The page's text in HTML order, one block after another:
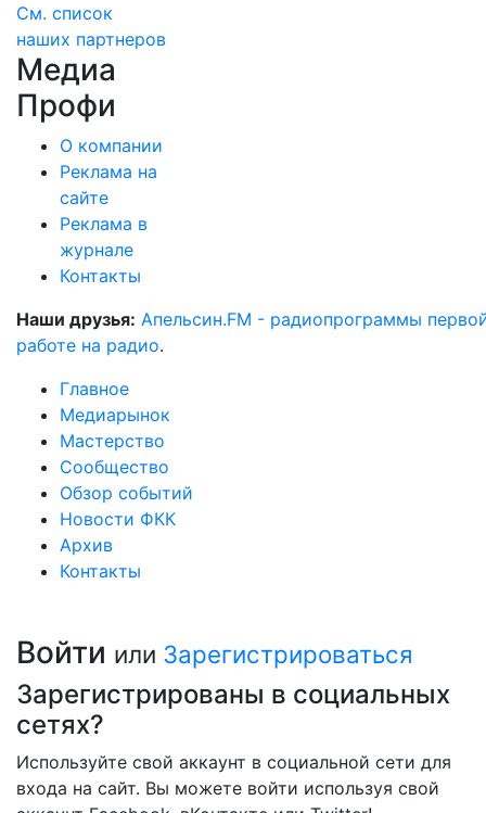
См. список
наших партнеров
Медиа
Профи
О компании
Реклама на
сайте
Реклама в
журнале
Контакты
Наши друзья: Апельсин.FM - радиопрограммы
работе на радио.
Главное
Медиарынок
Мастерство
Сообщество
Обзор событий
Новости ФКК
Архив
Контакты
Войти или Зарегистрироваться
Зарегистрированы в социальных
сетях?
Используйте свой аккаунт в социальной сети для
входа на сайт. Вы можете войти используя свой